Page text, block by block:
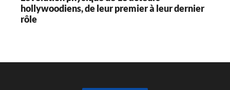
hollywoodiens, de leur premier à leur dernier
rôle